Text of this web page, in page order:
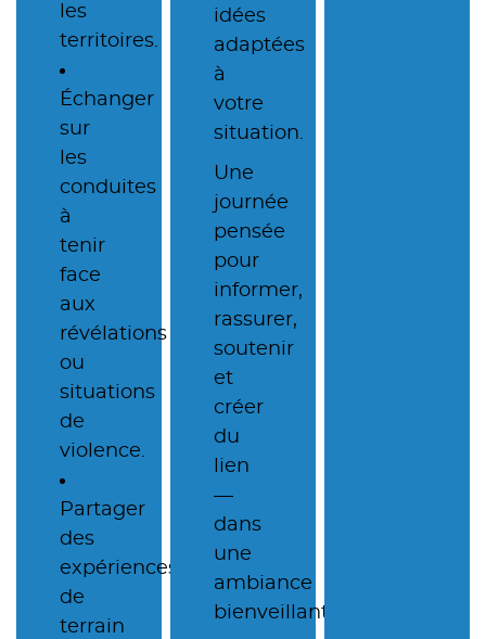
les
territoires.
Échanger
sur
les
conduites
à
tenir
face
aux
révélations
ou
situations
de
violence.
Partager
des
expériences
de
terrain
idées
adaptées
à
votre
situation.
Une
journée
pensée
pour
informer,
rassurer,
soutenir
et
créer
du
lien
—
dans
une
ambiance
bienveillante.